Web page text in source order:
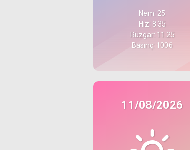
Nem: 25
Hız: 8.35
Rüzgar: 11.25
Basınç: 1006
11/08/2026